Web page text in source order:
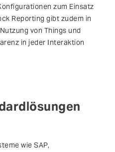
zum Einsatz
Reporting gibt zudem in
von Things und
in jeder Interaktion
wie SAP,